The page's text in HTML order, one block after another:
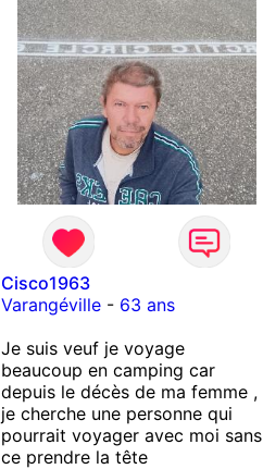
Cisco1963
Varangéville - 63 ans
Je suis veuf je voyage
beaucoup en camping car
depuis le décès de ma femme ,
je cherche une personne qui
pourrait voyager avec moi sans
ce prendre la tête